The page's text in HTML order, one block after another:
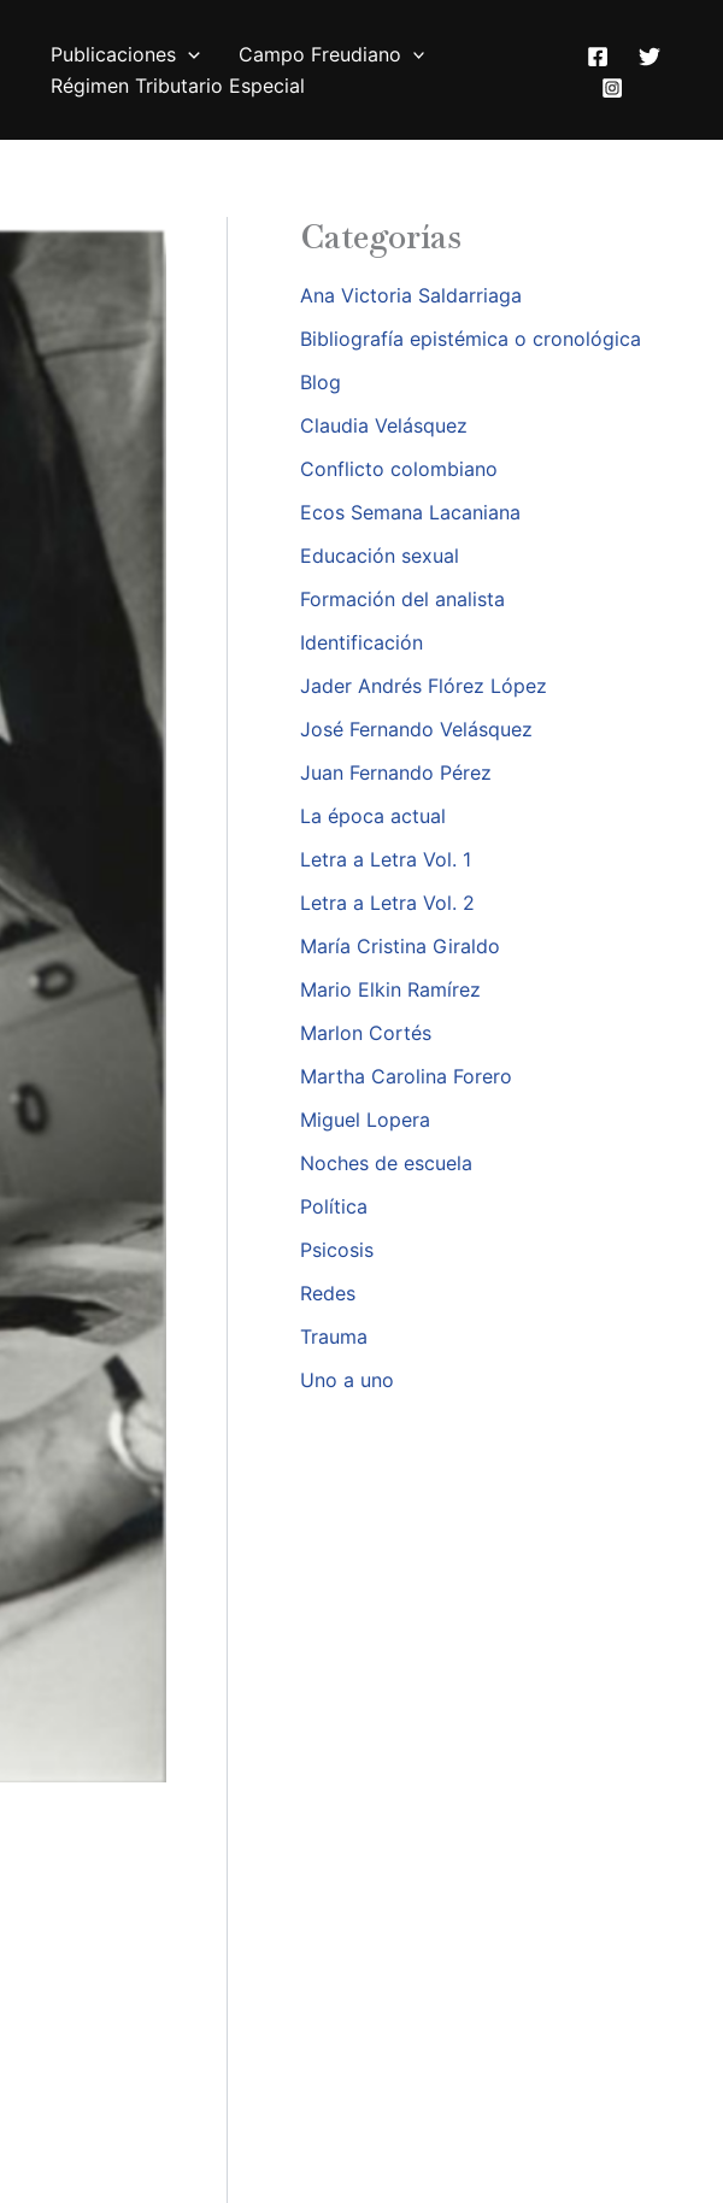
Publicaciones
Campo Freudiano
Régimen Tributario Especial
Categorías
Ana Victoria Saldarriaga
Bibliografía epistémica o cronológica
Blog
Claudia Velásquez
Conflicto colombiano
Ecos Semana Lacaniana
Educación sexual
Formación del analista
Identificación
Jader Andrés Flórez López
José Fernando Velásquez
Juan Fernando Pérez
La época actual
Letra a Letra Vol. 1
Letra a Letra Vol. 2
María Cristina Giraldo
Mario Elkin Ramírez
Marlon Cortés
Martha Carolina Forero
Miguel Lopera
Noches de escuela
Política
Psicosis
Redes
Trauma
Uno a uno